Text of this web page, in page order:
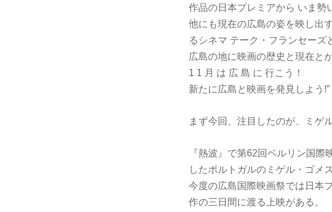
作品の日本プレミアから いま勢
他にも現在の広島の姿を映し出
るシネマ テーク・フランセーズ
広島の地に映画の歴史と現在と
1 1 月 は 広 島 に 行こう！
新たに広島と映画を発見しよう!”
まず今回、注目したのが、ミゲ
『熱波』で第62回ベルリン国
したポルトガルのミゲル・ゴメ
今度の広島国際映画祭では日本
作の三日間に渡る上映がある。